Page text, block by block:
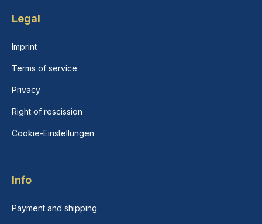
Legal
Imprint
Terms of service
Privacy
Right of rescission
Cookie-Einstellungen
Info
Payment and shipping